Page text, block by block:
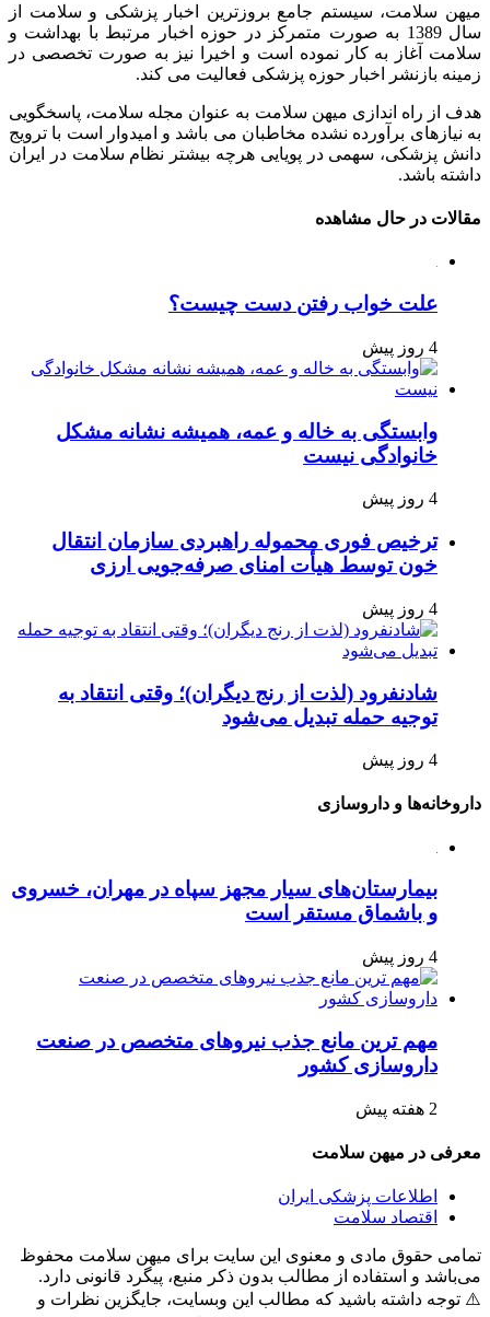
میهن سلامت، سیستم جامع بروزترین اخبار پزشکی و سلامت از
سال 1389 به صورت متمرکز در حوزه اخبار مرتبط با بهداشت و
سلامت آغاز به کار نموده است و اخیرا نیز به صورت تخصصی در
زمینه بازنشر اخبار حوزه پزشکی فعالیت می کند.
هدف از راه اندازی میهن سلامت به عنوان مجله سلامت، پاسخگویی
به نیازهای برآورده نشده مخاطبان می باشد و امیدوار است با ترویج
دانش پزشکی، سهمی در پویایی هرچه بیشتر نظام سلامت در ایران
داشته باشد.
مقالات در حال مشاهده
علت خواب رفتن دست چیست؟
4 روز پیش
وابستگی به خاله و عمه، همیشه نشانه مشکل
خانوادگی نیست
4 روز پیش
ترخیص فوری محموله راهبردی سازمان انتقال
خون توسط هیأت امنای صرفه‌جویی ارزی
4 روز پیش
شادنفرود (لذت از رنج دیگران)؛ وقتی انتقاد به
توجیه حمله تبدیل می‌شود
4 روز پیش
داروخانه‌ها و داروسازی
بیمارستان‌های سیار مجهز سپاه در مهران، خسروی
و باشماق مستقر است
4 روز پیش
مهم ترین مانع جذب نیروهای متخصص در صنعت
داروسازی کشور
2 هفته پیش
معرفی در میهن سلامت
اطلاعات پزشکی ایران
اقتصاد سلامت
تمامی حقوق مادی و معنوی این سایت برای میهن سلامت محفوظ
می‌باشد و استفاده از مطالب بدون ذکر منبع، پیگرد قانونی دارد.
⚠️ توجه داشته باشید که مطالب این وبسایت، جایگزین نظرات و